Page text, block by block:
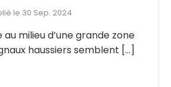
le 30 Sep. 2024
au milieu d’une grande zone
haussiers semblent [...]